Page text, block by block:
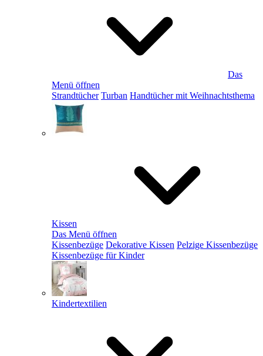
Das
Menü öffnen
Strandtücher Turban Handtücher mit Weihnachtsthema
Kissen
Das Menü öffnen
Kissenbezüge Dekorative Kissen Pelzige Kissenbezüge
Kissenbezüge für Kinder
Kindertextilien